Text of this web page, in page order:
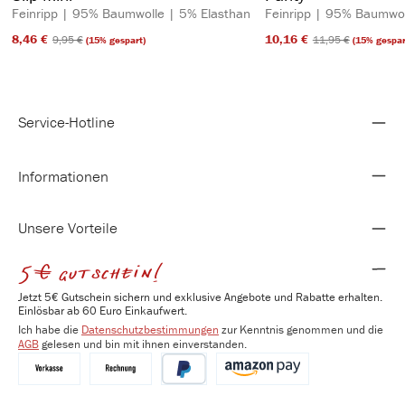
Feinripp | 95% Baumwolle | 5% Elasthan
8,46 €​ 9,95 €​(15% gespart)
Feinripp | 95%
10,16 €​ 11,95 €​(15%
Service-Hotline
Informationen
Unsere Vorteile
5€ gutschein!
Jetzt 5€ Gutschein sichern und exklusive Angebote und Rabatte erhalten.
Einlösbar ab 60 Euro Einkaufwert.
Ich habe die Datenschutzbestimmungen zur Kenntnis genommen und die
AGBgelesen und bin mit ihnen einverstanden.